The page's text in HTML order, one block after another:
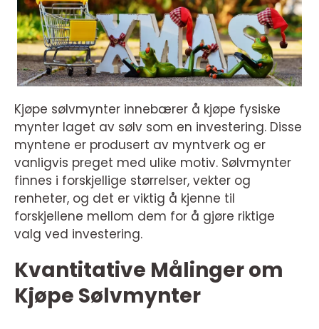
Kjøpe sølvmynter innebærer å kjøpe fysiske
mynter laget av sølv som en investering. Disse
myntene er produsert av myntverk og er
vanligvis preget med ulike motiv. Sølvmynter
finnes i forskjellige størrelser, vekter og
renheter, og det er viktig å kjenne til
forskjellene mellom dem for å gjøre riktige
valg ved investering.
Kvantitative Målinger om
Kjøpe Sølvmynter